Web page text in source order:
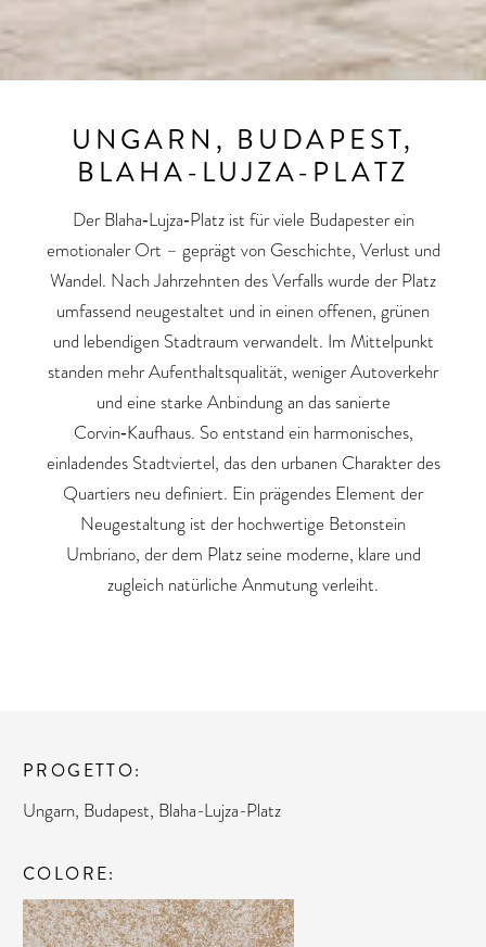
UNGARN, BUDAPEST,
BLAHA-LUJZA-PLATZ
Der Blaha‑Lujza‑Platz ist für viele Budapester ein
emotionaler Ort – geprägt von Geschichte, Verlust und
Wandel. Nach Jahrzehnten des Verfalls wurde der Platz
umfassend neugestaltet und in einen offenen, grünen
und lebendigen Stadtraum verwandelt. Im Mittelpunkt
standen mehr Aufenthaltsqualität, weniger Autoverkehr
und eine starke Anbindung an das sanierte
Corvin‑Kaufhaus. So entstand ein harmonisches,
einladendes Stadtviertel, das den urbanen Charakter des
Quartiers neu definiert. Ein prägendes Element der
Neugestaltung ist der hochwertige Betonstein
Umbriano, der dem Platz seine moderne, klare und
zugleich natürliche Anmutung verleiht.
PROGETTO
Ungarn, Budapest, Blaha-Lujza-Platz
COLORE